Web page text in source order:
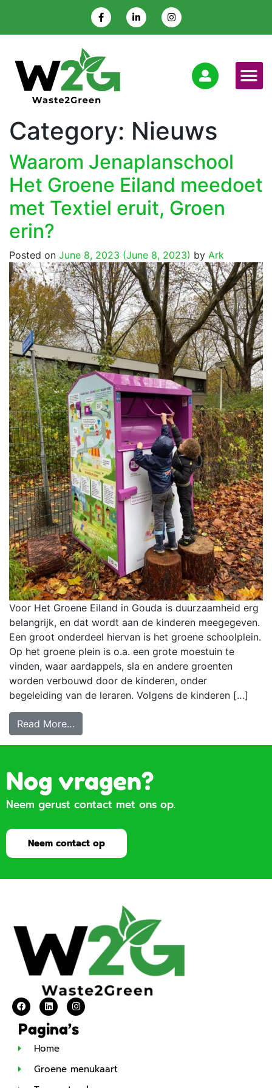
Category: Nieuws
Waarom Jenaplanschool
Het Groene Eiland meedoet
met Textiel eruit, Groen
erin?
Posted on June 8, 2023 (June 8, 2023) by Ark
Voor Het Groene Eiland in Gouda is duurzaamheid erg
belangrijk, en dat wordt aan de kinderen meegegeven.
Een groot onderdeel hiervan is het groene schoolplein.
Op het groene plein is o.a. een grote moestuin te
vinden, waar aardappels, sla en andere groenten
worden verbouwd door de kinderen, onder
begeleiding van de leraren. Volgens de kinderen […]
Read More…
Nog vragen?
Neem gerust contact met ons op.
Neem contact op
Pagina’s
Home
Groene menukaart